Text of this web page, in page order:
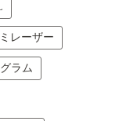
レーザー
ラム